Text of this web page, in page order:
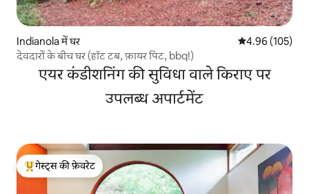
Indianola में घर औसत रेटिंग 5 में से
4.96 (105)
देवदारों के बीच घर (हॉट टब, फ़ायर पिट, bbq!)
एयर कंडीशनिंग की सुविधा वाले किराए पर
उपलब्ध अपार्टमेंट
गेस्ट्स का टॉप फ़ेवरेट
गेस्ट्स की फ़ेवरेट